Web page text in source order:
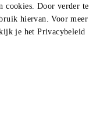
cookies. Door verder te
hiervan. Voor meer
je het Privacybeleid